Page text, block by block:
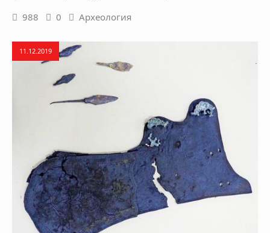
988 0 Археология
11.12.2019